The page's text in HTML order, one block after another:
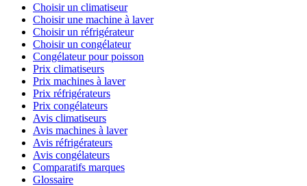
Choisir un climatiseur
Choisir une machine à laver
Choisir un réfrigérateur
Choisir un congélateur
Congélateur pour poisson
Prix climatiseurs
Prix machines à laver
Prix réfrigérateurs
Prix congélateurs
Avis climatiseurs
Avis machines à laver
Avis réfrigérateurs
Avis congélateurs
Comparatifs marques
Glossaire